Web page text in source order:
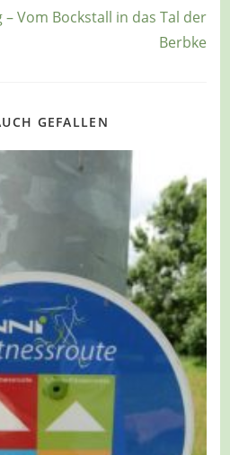
Vom Bockstall in das Tal der
Berbke
GEFALLEN